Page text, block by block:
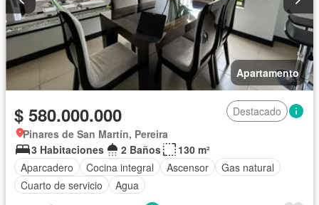
Apartamento
$ 580.000.000
Destacado
Pinares de San Martín, Pereira
3 Habitaciones
2 Baños
130 m²
Aparcadero
Cocina integral Ascensor
Gas natural
Cuarto de servicio
Agua